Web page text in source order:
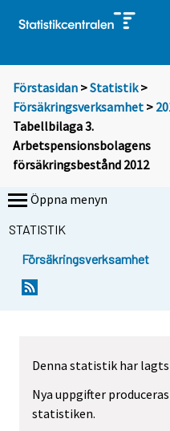
Förstasidan >Statistik >
Försäkringsverksamhet >
Tabellbilaga 3.
Arbetspensionsbolagens
försäkringsbestånd 2012
Öppna menyn
STATISTIK
Försäkringsverksamhet
Denna statistik har lagts
Nya uppgifter
statistiken.